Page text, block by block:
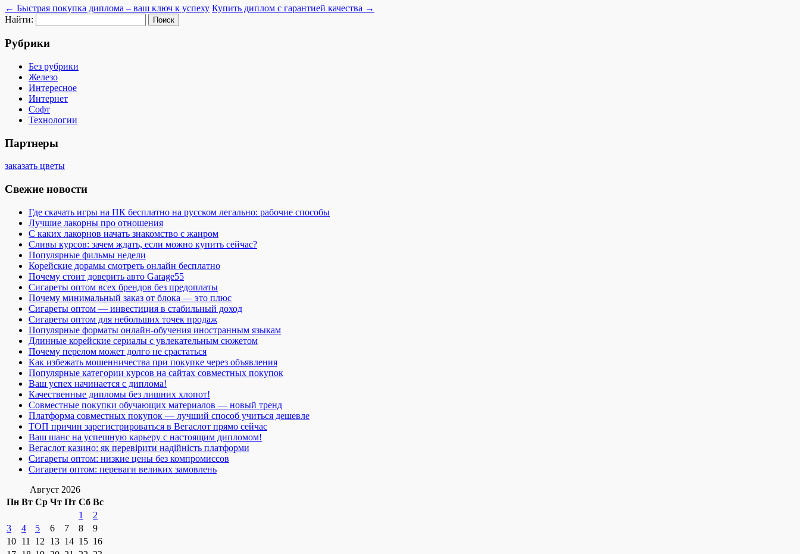
← Быстрая покупка диплома – ваш ключ к успеху Купить диплом с гарантией качества →
Найти:
Рубрики
Без рубрики
Железо
Интересное
Интернет
Софт
Технологии
Партнеры
заказать цветы
Свежие новости
Где скачать игры на ПК бесплатно на русском легально: рабочие способы
Лучшие лакорны про отношения
С каких лакорнов начать знакомство с жанром
Сливы курсов: зачем ждать, если можно купить сейчас?
Популярные фильмы недели
Корейские дорамы смотреть онлайн бесплатно
Почему стоит доверить авто Garage55
Сигареты оптом всех брендов без предоплаты
Почему минимальный заказ от блока — это плюс
Сигареты оптом — инвестиция в стабильный доход
Сигареты оптом для небольших точек продаж
Популярные форматы онлайн-обучения иностранным языкам
Длинные корейские сериалы с увлекательным сюжетом
Почему перелом может долго не срастаться
Как избежать мошенничества при покупке через объявления
Популярные категории курсов на сайтах совместных покупок
Ваш успех начинается с диплома!
Качественные дипломы без лишних хлопот!
Совместные покупки обучающих материалов — новый тренд
Платформа совместных покупок — лучший способ учиться дешевле
ТОП причин зарегистрироваться в Вегаслот прямо сейчас
Ваш шанс на успешную карьеру с настоящим дипломом!
Вегаслот казино: як перевірити надійність платформи
Сигареты оптом: низкие цены без компромиссов
Сигарети оптом: переваги великих замовлень
Август 2026
Пн Вт Ср Чт Пт Сб Вс
1
2
3
4 5 6 7 8
9
10 11 12 13 14 15 16